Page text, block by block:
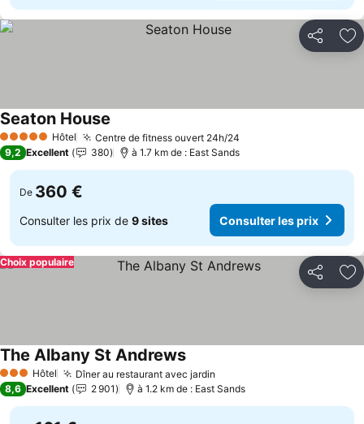
Partager
5 Étoiles Hôtel Centre de fitness ouvert 24h/24
Seaton House
9,2 Excellent 380 à 1.7 km de : East Sands
De 360 €
Consulter les prix de 9 sites Consulter les prix
Partager
Choix populaire
3 ÉtoilesHôtel Dîner au restaurant avec jardin
The Albany St AndrewsConsulter les prix
8,6 Excellent 2 901 à 1.2 km de : East Sands